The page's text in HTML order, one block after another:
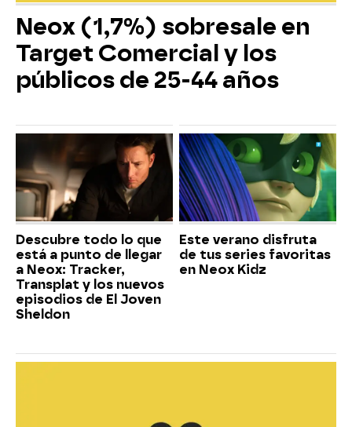
Neox (1,7%) sobresale en
Target Comercial y los
públicos de 25-44 años
Descubre todo lo que
está a punto de llegar
a Neox: Tracker,
Transplat y los nuevos
episodios de El Joven
Sheldon
Este verano disfruta
de tus series favoritas
en Neox Kidz